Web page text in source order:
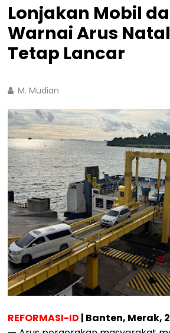
Lonjakan Mobil
Warnai Arus
Tetap Lancar
M. Mudian
REFORMASI-ID | Banten, Merak,